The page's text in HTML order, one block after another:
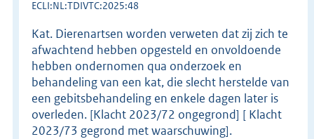
ECLI:NL:TDIVTC:2025:48
Kat. Dierenartsen worden verweten dat zij zich te
afwachtend hebben opgesteld en onvoldoende
hebben ondernomen qua onderzoek en
behandeling van een kat, die slecht herstelde van
een gebitsbehandeling en enkele dagen later is
overleden. [Klacht 2023/72 ongegrond] [ Klacht
2023/73 gegrond met waarschuwing].